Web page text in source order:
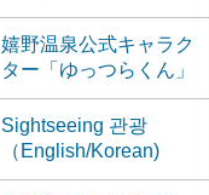
嬉野温泉公式キャラク
ター「ゆっつらくん」
Sightseeing 관광
（English/Korean)